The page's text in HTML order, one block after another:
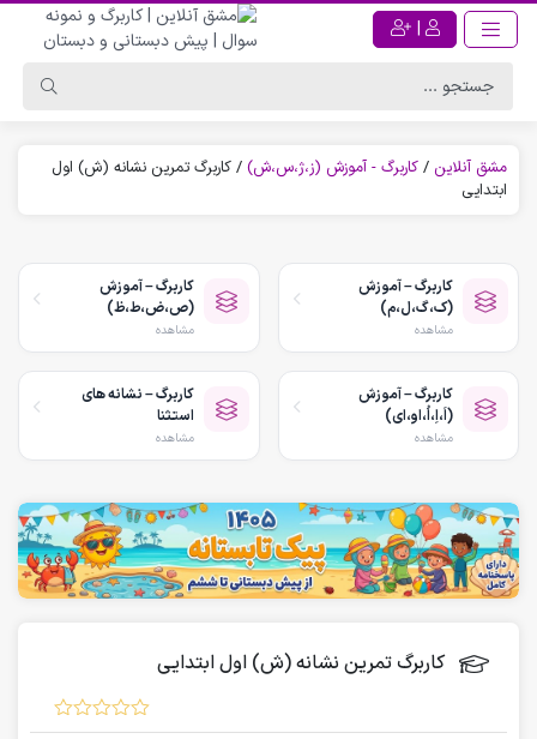
|
مشق آنلاین / کاربرگ - آموزش (ز،ژ،س،ش) / کاربرگ تمرین نشانه (ش) اول
ابتدایی
کاربرگ – آموزش
(ک،گ،ل،م)
مشاهده
کاربرگ – آموزش
(ص،ض،ط،ظ)
مشاهده
کاربرگ – آموزش
(اَ،اِ،اُ،او،ای)
مشاهده
کاربرگ – نشانه های
استثنا
مشاهده
کاربرگ تمرین نشانه (ش) اول ابتدایی